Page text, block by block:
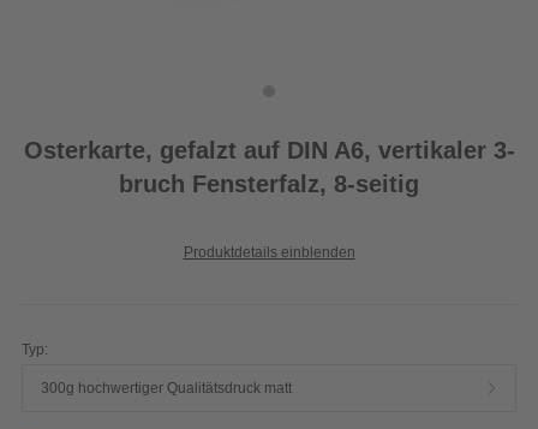
Osterkarte, gefalzt auf DIN A6, vertikaler 3-
bruch Fensterfalz, 8-seitig
Produktdetails einblenden
Typ:
300g hochwertiger Qualitätsdruck matt